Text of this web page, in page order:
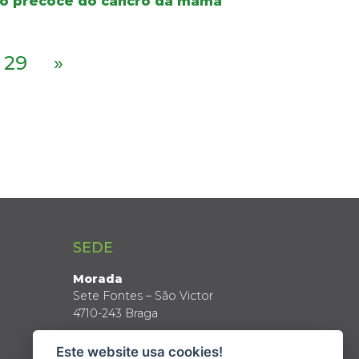
29 »
SEDE
Morada
Sete Fontes – São Victor
4710-243 Braga
Este website usa cookies!